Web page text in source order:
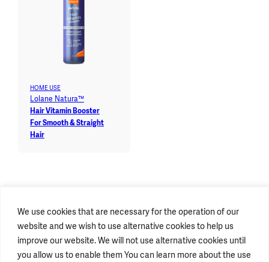
We use cookies that are necessary for the operation of our
website and we wish to use alternative cookies to help us
improve our website. We will not use alternative cookies until
you allow us to enable them You can learn more about the use
HOME USE
Lolane Natura™
Hair Vitamin Booster
For Smooth & Straight
Hair